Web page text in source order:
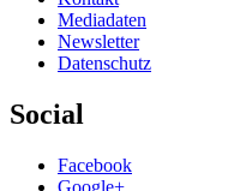
Mediadaten
Newsletter
Datenschutz
Social
Facebook
Google+